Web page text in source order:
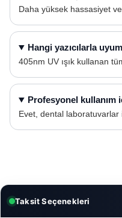
Daha yüksek hassasiyet
Hangi yazıcılarla
405nm UV ışık kullanan
Profesyonel kullanım
Evet, dental laboratuvarlar
Taksit Seçenekleri